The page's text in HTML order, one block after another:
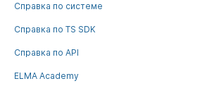
Справка по системе
Справка по TS SDK
Справка по API
ELMA Academy